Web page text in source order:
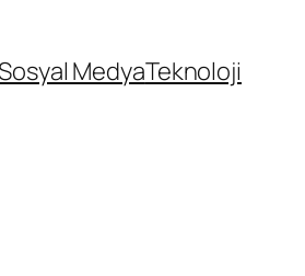
MedyaTeknoloji